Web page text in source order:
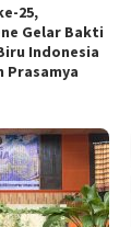
25,
Gelar Bakti
Indonesia
Prasamya